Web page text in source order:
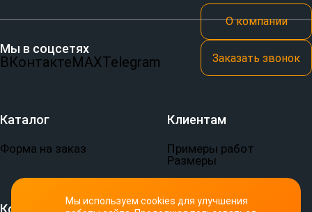
Мы используем cookies для улучшения
Мы в соцсетях
ВКонтактеMAXTelegram
О компании
Заказать звонок
Каталог
Форма на заказ
Клиентам
Примеры работ
Размеры
Компания Документы